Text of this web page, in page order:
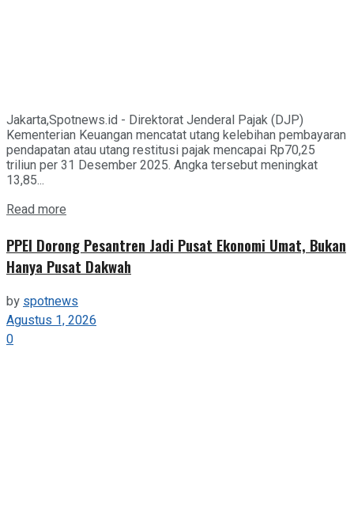
Jakarta,Spotnews.id - Direktorat Jenderal Pajak (DJP)
Kementerian Keuangan mencatat utang kelebihan pembayaran
pendapatan atau utang restitusi pajak mencapai Rp70,25
triliun per 31 Desember 2025. Angka tersebut meningkat
13,85...
Read more
PPEI Dorong Pesantren Jadi Pusat Ekonomi Umat, Bukan
Hanya Pusat Dakwah
by spotnews
Agustus 1, 2026
0